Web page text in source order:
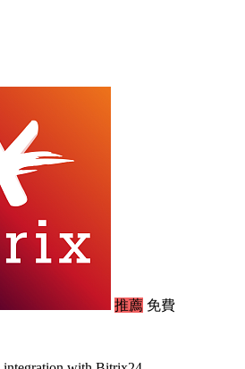
推薦 免費